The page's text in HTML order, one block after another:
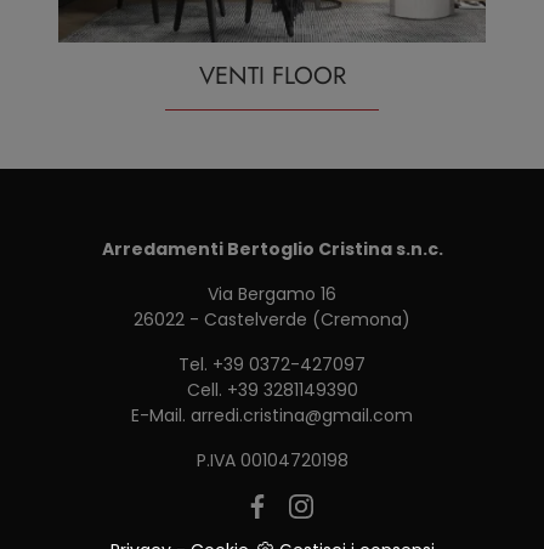
VENTI FLOOR
Arredamenti Bertoglio Cristina s.n.c.
Via Bergamo 16
26022 - Castelverde (Cremona)
Tel. +39 0372-427097
Cell. +39 3281149390
E-Mail. arredi.cristina@gmail.com
P.IVA 00104720198